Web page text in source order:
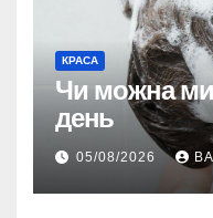
КРАСА
Чи можна
день
05/08/2026